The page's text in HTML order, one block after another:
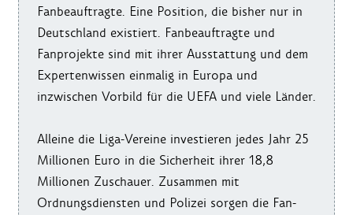
Fanbeauftragte. Eine Position, die bisher nur in
Deutschland existiert. Fanbeauftragte und
Fanprojekte sind mit ihrer Ausstattung und dem
Expertenwissen einmalig in Europa und
inzwischen Vorbild für die UEFA und viele Länder.
Alleine die Liga-Vereine investieren jedes Jahr 25
Millionen Euro in die Sicherheit ihrer 18,8
Millionen Zuschauer. Zusammen mit
Ordnungsdiensten und Polizei sorgen die Fan-